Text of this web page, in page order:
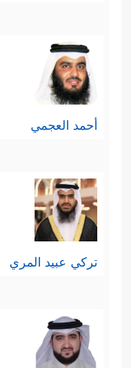
أحمد العجمي
تركي عبيد المري